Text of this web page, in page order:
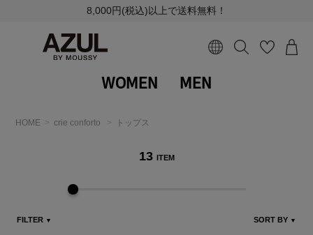
8,000円(税込)以上で送料無料！
WOMEN MEN
HOME crie conforto トップス
13 ITEM
FILTER ▼ SORT BY ▼